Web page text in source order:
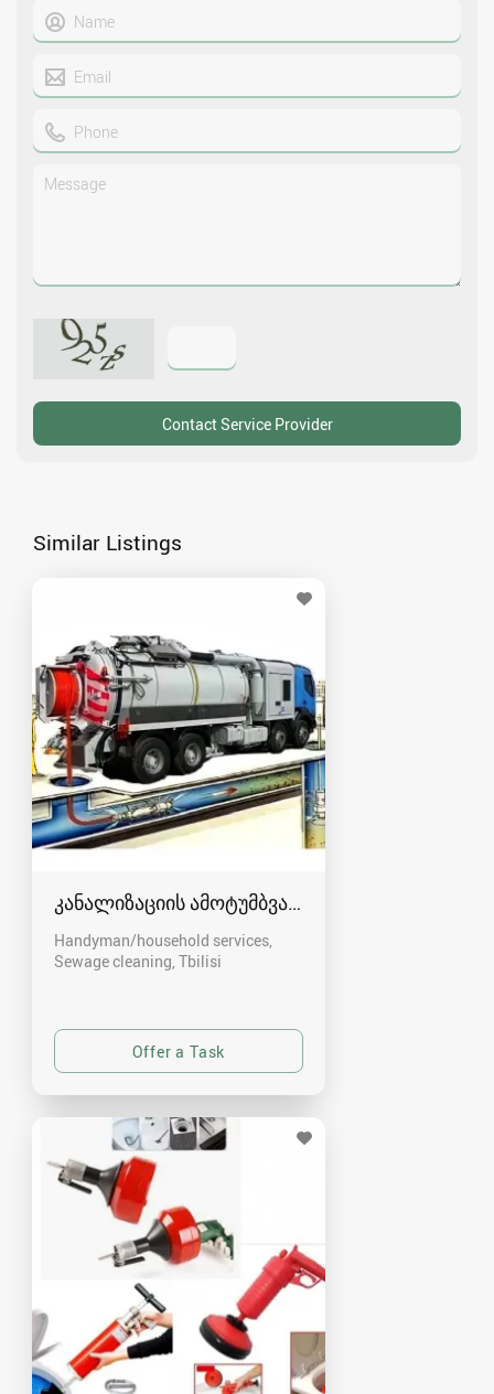
Similar Listings
კანალიზაციის ამოტუმბვა, გაწმენდა
Handyman/household services,
Sewage cleaning Tbilisi